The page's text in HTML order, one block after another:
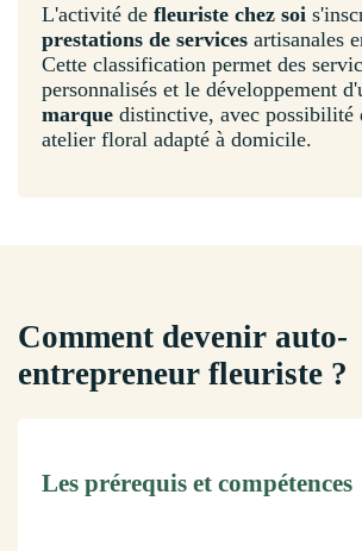
L'activité de fleuriste chez soi
prestations de services artisanales
Cette classification permet des
personnalisés et le développement
marque distinctive, avec possibilité
atelier floral adapté à domicile.
Comment devenir auto-
entrepreneur fleuriste ?
Les prérequis et compétences